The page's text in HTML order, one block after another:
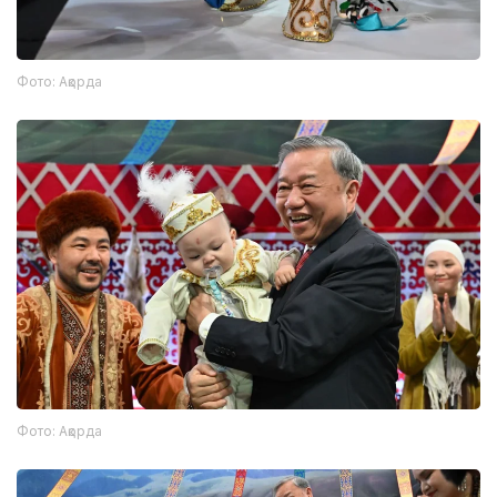
Фото: Ақорда
Фото: Ақорда